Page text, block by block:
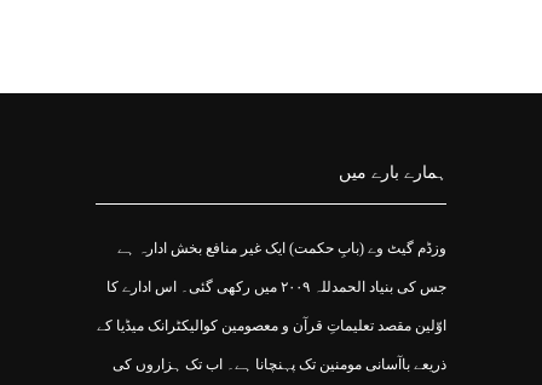
ہمارے بارے میں
وزڈم گیٹ وے (بابِ حکمت) ایک غیر منافع بخش ادارہ ہے
جس کی بنیاد الحمدللہ ۲۰۰۹ میں رکھی گئی۔ اس ادارے کا
اوّلین مقصد تعلیماتِ قرآن و معصومین کوالیکٹرانک میڈیا کے
ذریعے باآسانی مومنین تک پہنچانا ہے۔ اب تک ہزاروں کی